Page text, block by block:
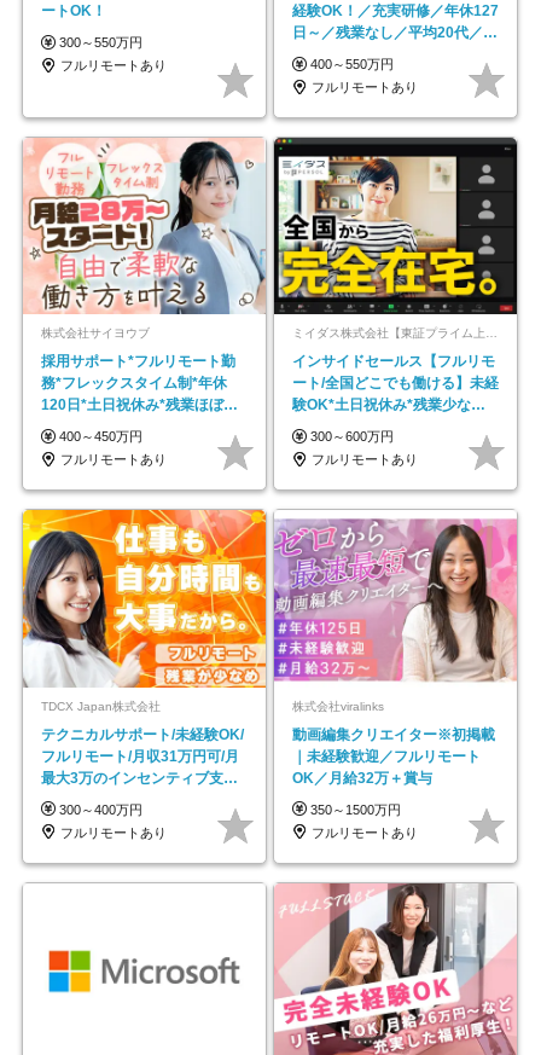
ートOK！
300～550万円
フルリモートあり
経験OK！／充実研修／年休127
日～／残業なし／平均20代／リ
モートOK
400～550万円
フルリモートあり
株式会社サイヨウブ
採用サポート*フルリモート勤
務*フレックスタイム制*年休
120日*土日祝休み*残業ほぼな
し*育児中社員8割以上
400～450万円
フルリモートあり
ミイダス株式会社【東証プライム上場パーソルグループ】
インサイドセールス【フルリモ
ート/全国どこでも働ける】未経
験OK*土日祝休み*残業少なめ*
在宅勤務手当あり
300～600万円
フルリモートあり
TDCX Japan株式会社
テクニカルサポート/未経験OK/
フルリモート/月収31万円可/月
最大3万のインセンティブ支給/
平均年齢33歳
300～400万円
フルリモートあり
株式会社viralinks
動画編集クリエイター※初掲載
｜未経験歓迎／フルリモート
OK／月給32万＋賞与
350～1500万円
フルリモートあり